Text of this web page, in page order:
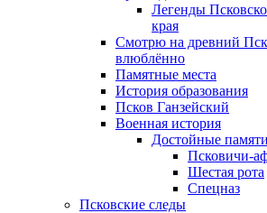
Легенды
края
Смотрю на древний
влюблённо
Памятные места
История образования
Псков Ганзейский
Военная история
Достойные памяти
Псковичи-
Шестая рота
Спецназ
Псковские следы